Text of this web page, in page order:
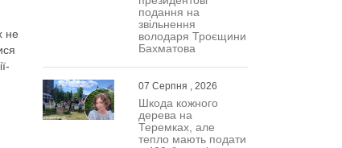
не
подання на
звільнення
володаря Троєщини
Бахматова
07 Серпня , 2026
Шкода кожного
дерева на
Теремках, але
тепло мають подати